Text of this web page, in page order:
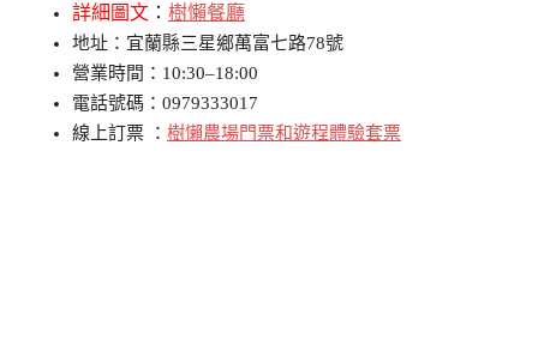
詳細圖文 ： 樹懶餐廳
地址：宜蘭縣三星鄉萬富七路78號
營業時間：10:30–18:00
電話號碼：0979333017
線上訂票 ： 樹懶農場門票和遊程體驗套票